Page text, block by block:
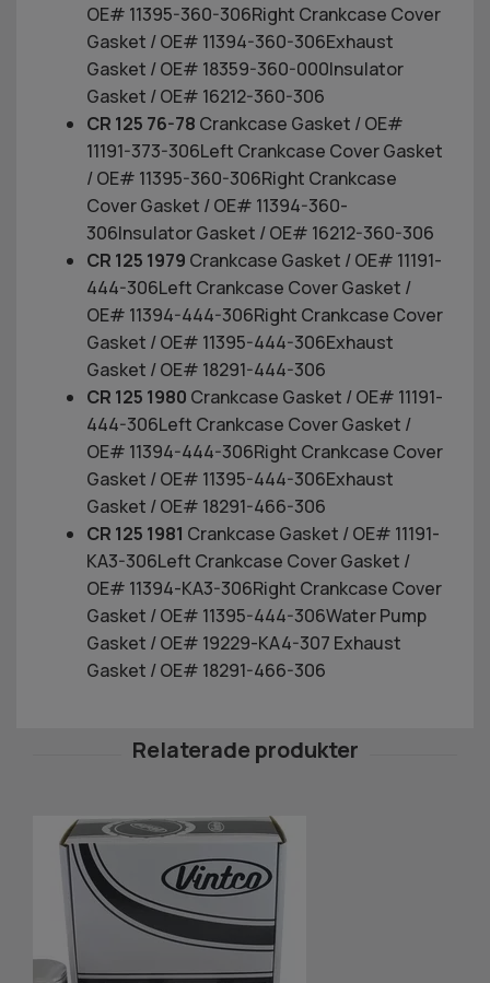
OE# 11395-360-306Right Crankcase Cover
Gasket / OE# 11394-360-306Exhaust
Gasket / OE# 18359-360-000Insulator
Gasket / OE# 16212-360-306
CR 125 76-78 Crankcase Gasket / OE#
11191-373-306Left Crankcase Cover Gasket
/ OE# 11395-360-306Right Crankcase
Cover Gasket / OE# 11394-360-
306Insulator Gasket / OE# 16212-360-306
CR 125 1979 Crankcase Gasket / OE# 11191-
444-306Left Crankcase Cover Gasket /
OE# 11394-444-306Right Crankcase Cover
Gasket / OE# 11395-444-306Exhaust
Gasket / OE# 18291-444-306
CR 125 1980 Crankcase Gasket / OE# 11191-
444-306Left Crankcase Cover Gasket /
OE# 11394-444-306Right Crankcase Cover
Gasket / OE# 11395-444-306Exhaust
Gasket / OE# 18291-466-306
CR 125 1981 Crankcase Gasket / OE# 11191-
KA3-306Left Crankcase Cover Gasket /
OE# 11394-KA3-306Right Crankcase Cover
Gasket / OE# 11395-444-306Water Pump
Gasket / OE# 19229-KA4-307 Exhaust
Gasket / OE# 18291-466-306